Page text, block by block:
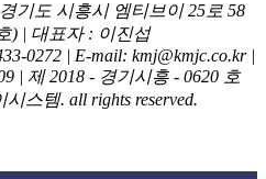
기도 시흥시 엠티브이 25로 58
) | 대표자 : 이진섭
0272 | E-mail: kmj@kmjc.co.kr |
| 제 2018 - 경기시흥 - 0620 호
스템. all rights reserved.